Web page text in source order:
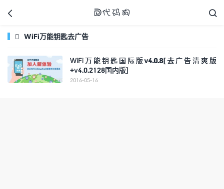

代码狗
 
 WiFi万能钥匙去广告
WiFi万能钥匙国际版v4.0.8[去广告清爽版
+v4.0.2128国内版]
2016-05-16